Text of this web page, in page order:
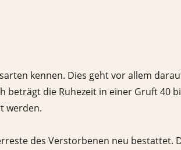
kennen. Dies geht vor allem
die Ruhezeit in einer Gruft 40
werden.
des Verstorbenen neu bestattet.